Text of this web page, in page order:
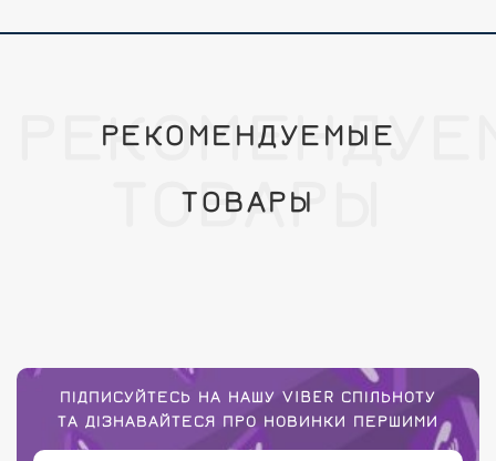
РЕКОМЕНДУЕМЫЕ
ТОВАРЫ
ТОВАРЫ
ПІДПИСУЙТЕСЬ НА НАШУ VIBER СПІЛЬНОТУ
ТА ДІЗНАВАЙТЕСЯ ПРО НОВИНКИ ПЕРШИМИ